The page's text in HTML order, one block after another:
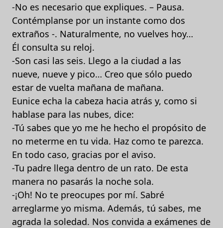
-No es necesario que expliques. – Pausa.
Contémplanse por un instante como dos
extraños -. Naturalmente, no vuelves hoy…
Él consulta su reloj.
-Son casi las seis. Llego a la ciudad a las
nueve, nueve y pico… Creo que sólo puedo
estar de vuelta mañana de mañana.
Eunice echa la cabeza hacia atrás y, como si
hablase para las nubes, dice:
-Tú sabes que yo me he hecho el propósito de
no meterme en tu vida. Haz como te parezca.
En todo caso, gracias por el aviso.
-Tu padre llega dentro de un rato. De esta
manera no pasarás la noche sola.
-¡Oh! No te preocupes por mí. Sabré
arreglarme yo misma. Además, tú sabes, me
agrada la soledad. Nos convida a exámenes de